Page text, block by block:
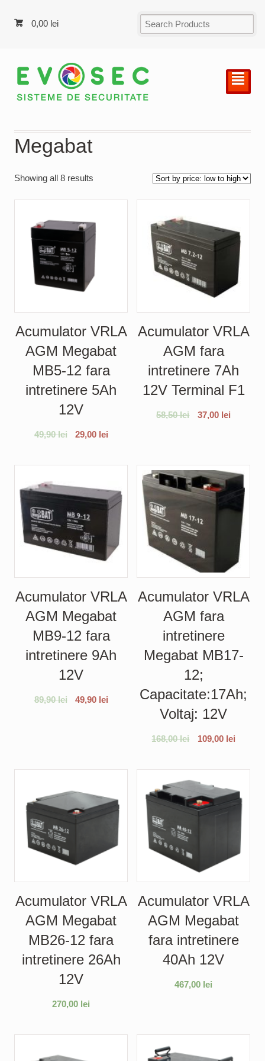
0,00 lei
²
Megabat
Showing all 8 results
Acumulator VRLA
AGM Megabat
MB5-12 fara
intretinere 5Ah
12V
49,90lei 29,00 lei
Acumulator VRLA
AGM fara
intretinere 7Ah
12V Terminal F1
58,50lei 37,00 lei
Acumulator VRLA
AGM Megabat
MB9-12 fara
intretinere 9Ah
12V
89,90lei 49,90 lei
Acumulator VRLA
AGM fara
intretinere
Megabat MB17-
12;
Capacitate:17Ah;
Voltaj: 12V
168,00lei 109,00 lei
Acumulator VRLA
AGM Megabat
MB26-12 fara
intretinere 26Ah
12V
270,00 lei
Acumulator VRLA
AGM Megabat
fara intretinere
40Ah 12V
467,00 lei